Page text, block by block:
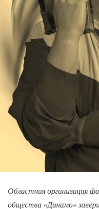
Областная организация
общества «Динамо»